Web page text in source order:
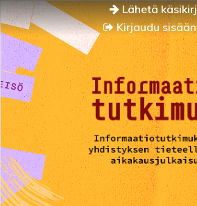
Lähetä
Kirjaudu sisään